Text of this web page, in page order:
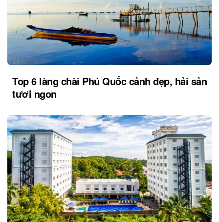
Top 6 làng chài Phú Quốc cảnh đẹp, hải sản
tươi ngon